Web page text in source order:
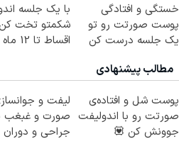
خستگی و افتادگی
پوست صورتت رو تو
یک جلسه درست کن
با یک جلسه
شکمتو تخت
اقساط تا 12 ماه
مطالب پیشنهادی
پوست شل و افتاده‌ی
صورتت رو با اندولیفت
جوونش کن 💟
لیفت و
صورت و غبغب
جراحی و